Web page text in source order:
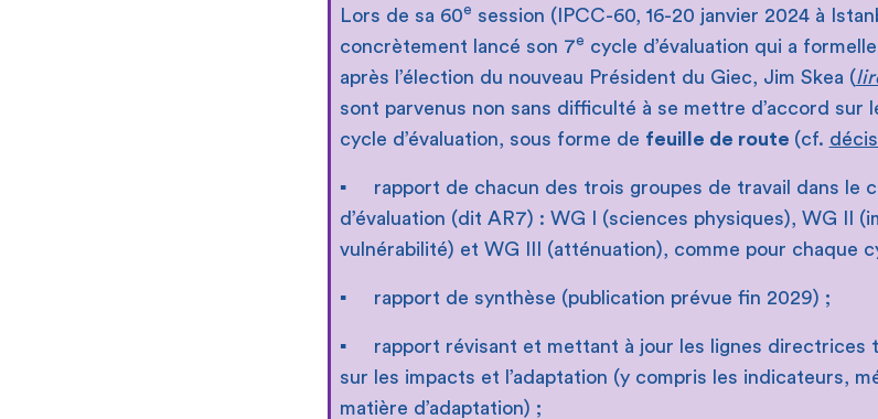
Lors de sa 60e session (IPCC-60, 16-20 janvier 2024 à
concrètement lancé son 7e cycle d’évaluation qui a
après l’élection du nouveau Président du Giec, Jim Skea (
sont parvenus non sans difficulté à se mettre d’accord sur
cycle d’évaluation, sous forme de feuille de route (cf.
▪ rapport de chacun des trois groupes de travail dans le
d’évaluation (dit AR7) : WG I (sciences physiques), WG II
vulnérabilité) et WG III (atténuation), comme pour chaque
▪ rapport de synthèse (publication prévue fin 2029) ;
▪ rapport révisant et mettant à jour les lignes directrices
sur les impacts et l’adaptation (y compris les indicateurs,
matière d’adaptation) ;